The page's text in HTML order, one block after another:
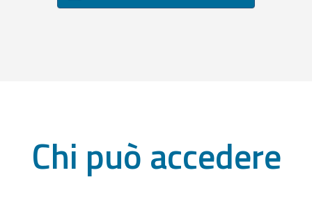
Chi può accedere